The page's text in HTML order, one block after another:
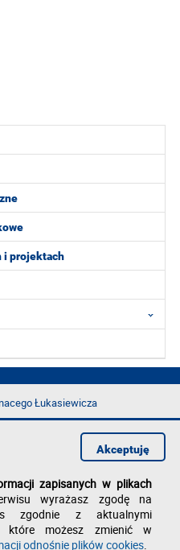
i projektach
Łukasiewicza
zapisanych w plikach
wyrażasz zgodę na
zgodnie z aktualnymi
które możesz zmienić w
odnośnie plików cookies.
Akceptuję